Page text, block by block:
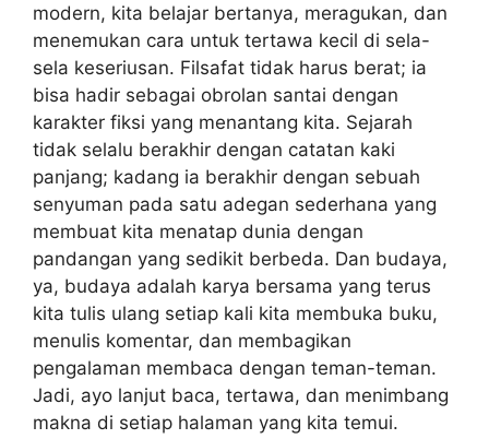
modern, kita belajar bertanya, meragukan, dan
menemukan cara untuk tertawa kecil di sela-
sela keseriusan. Filsafat tidak harus berat; ia
bisa hadir sebagai obrolan santai dengan
karakter fiksi yang menantang kita. Sejarah
tidak selalu berakhir dengan catatan kaki
panjang; kadang ia berakhir dengan sebuah
senyuman pada satu adegan sederhana yang
membuat kita menatap dunia dengan
pandangan yang sedikit berbeda. Dan budaya,
ya, budaya adalah karya bersama yang terus
kita tulis ulang setiap kali kita membuka buku,
menulis komentar, dan membagikan
pengalaman membaca dengan teman-teman.
Jadi, ayo lanjut baca, tertawa, dan menimbang
makna di setiap halaman yang kita temui.